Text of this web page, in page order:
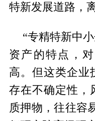
特新发展道路，
“专精特新中
资产的特点，
高。但这类企业
存在不确定性，
质押物，往往容